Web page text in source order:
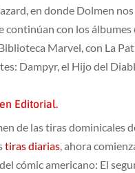
en donde Dolmen
continúan con los
Marvel, con La
Dampyr, el Hijo del
Editorial.
de las tiras dominicales
tiras diarias, ahora
cómic americano: El